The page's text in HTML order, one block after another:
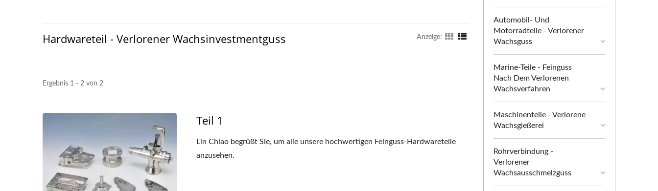
Hardwareteil - Verlorener Wachsinvestmentguss Anzeige:
Ergebnis 1 - 2 von 2
Teil 1
Lin Chiao begrüßt Sie, um alle unsere hochwertigen Feinguss-Hardwareteile
anzusehen.
Automobil- Und
Motorradteile - Verlorener
Wachsguss
Marine-Teile - Feinguss
Nach Dem Verlorenen
Wachsverfahren
Maschinenteile - Verlorene
Wachsgießerei
Rohrverbindung -
Verlorener
Wachsausschmelzguss